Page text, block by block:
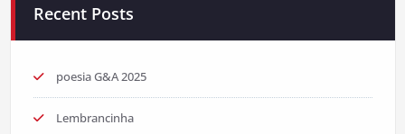
Recent Posts
poesia G&A 2025
Lembrancinha